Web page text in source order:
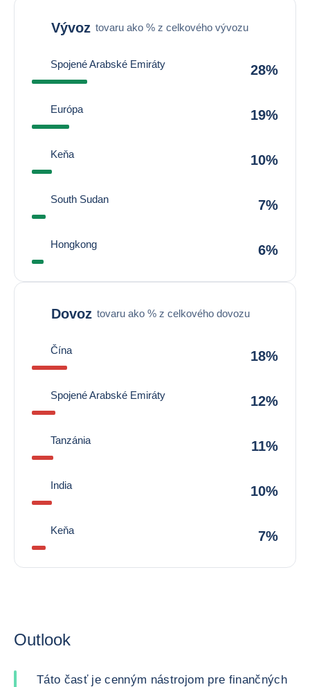
Vývoz tovaru ako % z celkového vývozu
Spojené Arabské Emiráty 28%
Európa 19%
Keňa 10%
South Sudan 7%
Hongkong 6%
Dovoz tovaru ako % z celkového dovozu
Čína 18%
Spojené Arabské Emiráty 12%
Tanzánia 11%
India 10%
Keňa 7%
Outlook
Táto časť je cenným nástrojom pre finančných